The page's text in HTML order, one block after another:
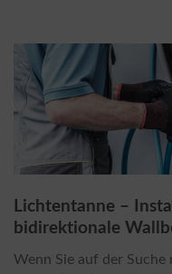
Lichtentanne –
bidirektionale
Wenn Sie auf der Suche